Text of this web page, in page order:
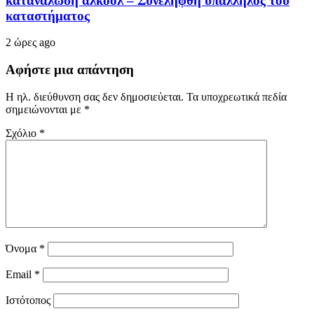
καταστήματος
2 ώρες ago
Αφήστε μια απάντηση
Η ηλ. διεύθυνση σας δεν δημοσιεύεται. Τα υποχρεωτικά πεδία
σημειώνονται με *
Σχόλιο *
Όνομα *
Email *
Ιστότοπος